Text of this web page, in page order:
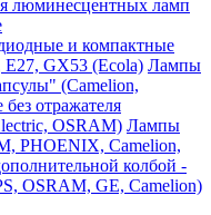
люминесцентных ламп
и компактные
GX53 (Ecola) Лампы
(Camelion,
отражателя
OSRAM) Лампы
PHOENIX, Camelion,
колбой -
OSRAM, GE, Camelion)